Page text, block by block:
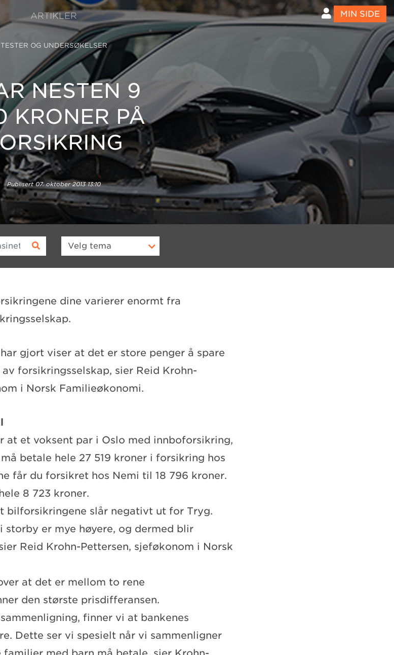
ARTIKLER MIN SIDE
TESTER OG UNDERSØKELSER
NESTEN 9
KRONER PÅ
Publisert07. oktober 2013 13:10
Velg tema
dine varierer enormt fra
gjort viser at det er store penger å spare
forsikringsselskap, sier Reid Krohn-
i Norsk Familieøkonomi.
at et voksent par i Oslo med innboforsikring,
betale hele 27 519 kroner i forsikring hos
får du forsikret hos Nemi til 18 796 kroner.
8 723 kroner.
bilforsikringene slår negativt ut for Tryg.
storby er mye høyere, og dermed blir
Reid Krohn-Pettersen, sjeføkonom i Norsk
at det er mellom to rene
den største prisdifferansen.
finner vi at bankenes
Dette ser vi spesielt når vi sammenligner